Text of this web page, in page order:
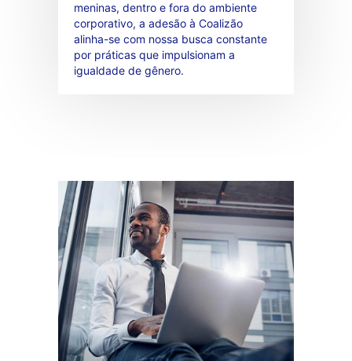
meninas, dentro e fora do ambiente
corporativo, a adesão à Coalizão
alinha-se com nossa busca constante
por práticas que impulsionam a
igualdade de gênero.